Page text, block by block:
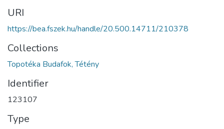
URI
https://bea.fszek.hu/handle/20.500.14711/210378
Collections
Topotéka Budafok, Tétény
Identifier
123107
Type